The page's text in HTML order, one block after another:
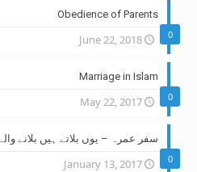
0
Obedience of Parents
June 22, 2018
0
Marriage in Islam
May 22, 2017
0
سفر عمرہ – یوں بلاتے ہیں بلانے
January 13, 2017